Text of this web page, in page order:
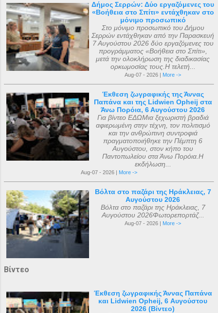
Δήμος Σερρών: Δύο εργαζόμενες του
«Βοήθεια στο Σπίτι» εντάχθηκαν στο
μόνιμο προσωπικό
Στο μόνιμο προσωπικό του Δήμου
Σερρών εντάχθηκαν από την Παρασκευή
7 Αυγούστου 2026 δύο εργαζόμενες του
προγράμματος «Βοήθεια στο Σπίτι»,
μετά την ολοκλήρωση της διαδικασίας
ορκωμοσίας τους.Η τελετή...
Aug-07 - 2026 | More ->
Έκθεση ζωγραφικής της Άννας
Παπάνα και της Lidwien Opheij στα
Άνω Πορόια, 6 Αυγούστου 2026
Για βίντεο ΕΔΩΜια ξεχωριστή βραδιά
αφιερωμένη στην τέχνη, τον πολιτισμό
και την ανθρώπινη συντροφιά
πραγματοποιήθηκε την Πέμπτη 6
Αυγούστου, στον κήπο του
Παντοπωλείου στα Άνω Πορόια.Η
εκδήλωση...
Aug-07 - 2026 | More ->
Βόλτα στο παζάρι της Ηράκλειας, 7
Αυγούστου 2026
Βόλτα στο παζάρι της Ηράκλειας, 7
Αυγούστου 2026Φωτορεπορτάζ...
Aug-07 - 2026 | More ->
Βίντεο
Έκθεση ζωγραφικής Άννας Παπάνα
και Lidwien Opheij, 6 Αυγούστου
2026 (Βίντεο)